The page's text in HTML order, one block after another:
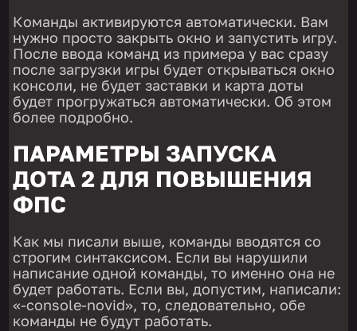
Команды активируются автоматически. Вам
нужно просто закрыть окно и запустить игру.
После ввода команд из примера у вас сразу
после загрузки игры будет открываться окно
консоли, не будет заставки и карта доты
будет прогружаться автоматически. Об этом
более подробно.
ПАРАМЕТРЫ ЗАПУСКА
ДОТА 2 ДЛЯ ПОВЫШЕНИЯ
ФПС
Как мы писали выше, команды вводятся со
строгим синтаксисом. Если вы нарушили
написание одной команды, то именно она не
будет работать. Если вы, допустим, написали:
«-console-novid», то, следовательно, обе
команды не будут работать.